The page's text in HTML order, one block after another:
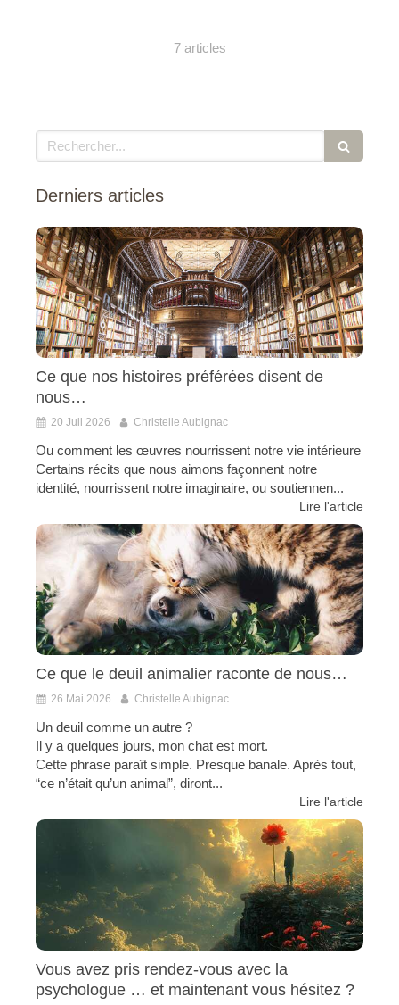
7 articles
Rechercher
Derniers articles
Ce que nos histoires préférées disent de
nous…
20 Juil 2026 Christelle Aubignac
Ou comment les œuvres nourrissent notre vie intérieure
Certains récits que nous aimons façonnent notre
identité, nourrissent notre imaginaire, ou soutiennen...
Lire l'article
Ce que le deuil animalier raconte de nous…
26 Mai 2026 Christelle Aubignac
Un deuil comme un autre ?
Il y a quelques jours, mon chat est mort.
Cette phrase paraît simple. Presque banale. Après tout,
“ce n’était qu’un animal”, diront...
Lire l'article
Vous avez pris rendez-vous avec la
psychologue … et maintenant vous hésitez ?